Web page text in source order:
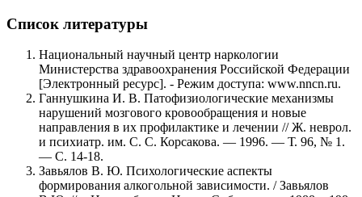
Список литературы
Национальный научный центр наркологии
Министерства здравоохранения Российской Федерации
[Электронный ресурс]. - Режим доступа: www.nncn.ru.
Ганнушкина И. В. Патофизиологические механизмы
нарушений мозгового кровообращения и новые
направления в их профилактике и лечении // Ж. неврол.
и психиатр. им. С. С. Корсакова. — 1996. — Т. 96, № 1.
— С. 14-18.
Завьялов В. Ю. Психологические аспекты
формирования алкогольной зависимости. / Завьялов